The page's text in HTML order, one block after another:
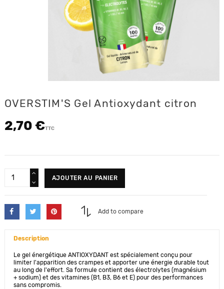
OVERSTIM'S Gel Antioxydant citron
2,70 €TTC
AJOUTER AU PANIER
Add to compare
Description
Le gel énergétique ANTIOXYDANT est spécialement conçu pour
limiter l'apparition des crampes et apporter une énergie durable tout
au long de l'effort. Sa formule contient des électrolytes (magnésium
+ sodium) et des vitamines (B1, B3, B6 et E) pour des performances
sans compromis.